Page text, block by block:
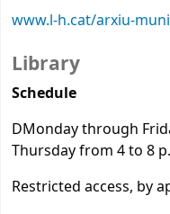
Library
Schedule
DMonday through
Thursday from 4 to 8
Restricted access, by
www.l-h.cat/arxiu-